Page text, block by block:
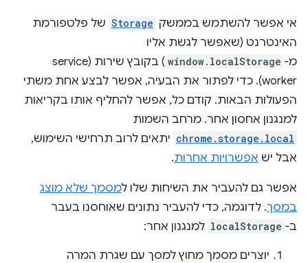
אי אפשר להשתמש בממשק Storage של פלטפורמת
האינטרנט (שאפשר לגשת אליו
מ- window.localStorage
) בקובץ שירות (service
worker). כדי לפתור את הבעיה, אפשר לבצע אחת משתי
הפעולות הבאות. קודם כל, אפשר להחליף אותו בקריאות
למנגנון אחסון אחר. מרחב השמות
chrome.storage.local יתאים לרוב תרחישי השימוש,
אבל יש אפשרויות אחרות.
אפשר גם להעביר את השיחות שלו למסמך שלא מוצג
במסך. לדוגמה, כדי להעביר נתונים שאוחסנו בעבר
ב- localStorage למנגנון אחר:
יוצרים מסמך מחוץ למסך עם שגרת המרה